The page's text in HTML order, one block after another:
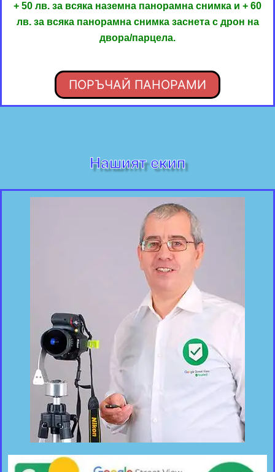
+ 50 лв. за всяка наземна панорамна снимка и + 60
лв. за всяка панорамна снимка заснета с дрон на
двора/парцела.
ПОРЪЧАЙ ПАНОРАМИ
Нашият екип